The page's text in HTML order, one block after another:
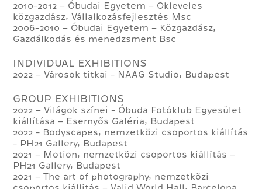
2010-2012 – Óbudai Egyetem – Okleveles
közgazdász, Vállalkozásfejlesztés Msc
2006-2010 – Óbudai Egyetem – Közgazdász,
Gazdálkodás és menedzsment Bsc
INDIVIDUAL EXHIBITIONS
2022 – Városok titkai - NAAG Studio, Budapest
GROUP EXHIBITIONS
2022 – Világok színei - Óbuda Fotóklub Egyesület
kiállítása – Esernyős Galéria, Budapest
2022 - Bodyscapes, nemzetközi csoportos kiállítás
- PH21 Gallery, Budapest
2021 – Motion, nemzetközi csoportos kiállítás –
PH21 Gallery, Budapest
2021 – The art of photography, nemzetközi